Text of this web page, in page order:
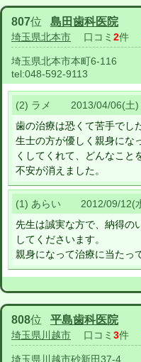
807位 島田歯科医院
埼玉県北本市 口コミ 2件
埼玉県北本市本町6-116
tel:048-592-9113
(2) ラメ 2013/04/06(土
歯の治療は恐くて苦手でし
生士の方が優しく親身にな
くしてくれて、どんなこと
不安が消えました。
(1) あらい 2012/09/12(
先生は誠実な方で、納得の
してくださいます。
親身になって治療に当たっ
808位 平島歯科医院
埼玉県川越市 口コミ 3件
埼玉県川越市砂新田37-4